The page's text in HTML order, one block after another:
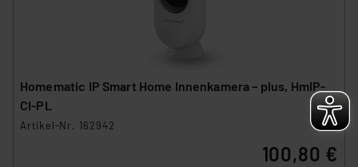
Datenschutzerklärung
Homematic IP Smart Home Innenkamera – plus, HmIP-
CI-PL
Artikel-Nr. 162942
100,80 €